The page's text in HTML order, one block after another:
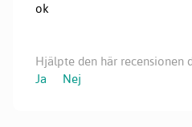
ok
Hjälpte den här recensionen
Ja
Nej